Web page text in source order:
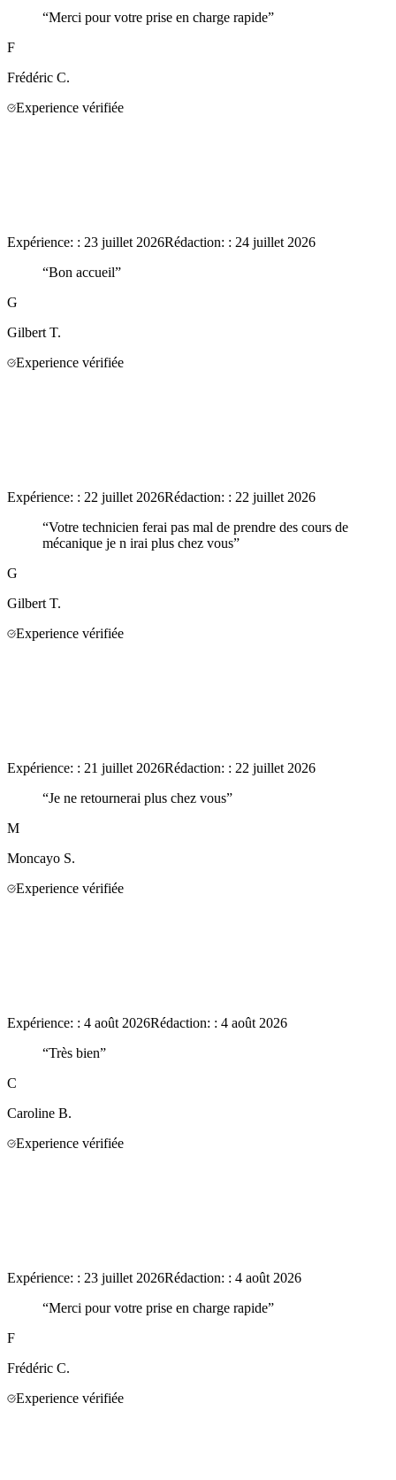
“Merci pour votre prise en charge rapide”
F
Frédéric C.
Experience vérifiée
Expérience: : 23 juillet 2026Rédaction: : 24 juillet 2026
“Bon accueil”
G
Gilbert T.
Experience vérifiée
Expérience: : 22 juillet 2026Rédaction: : 22 juillet 2026
“Votre technicien ferai pas mal de prendre des cours de
mécanique je n irai plus chez vous”
G
Gilbert T.
Experience vérifiée
Expérience: : 21 juillet 2026Rédaction: : 22 juillet 2026
“Je ne retournerai plus chez vous”
M
Moncayo S.
Experience vérifiée
Expérience: : 4 août 2026Rédaction: : 4 août 2026
“Très bien”
C
Caroline B.
Experience vérifiée
Expérience: : 23 juillet 2026Rédaction: : 4 août 2026
“Merci pour votre prise en charge rapide”
F
Frédéric C.
Experience vérifiée